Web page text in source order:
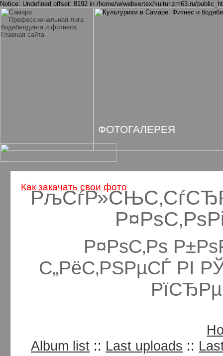
Notice: Undefined offset: 8192 in /home/w/webvertex/kulturizm63.ru/
Р¤РѕС‚Рѕ
С„РёС‚РЅРµСЃ РІ
Album list :: Last uploads ::
ФОТОГАЛЕРЕЯ
Как закачать свои фото